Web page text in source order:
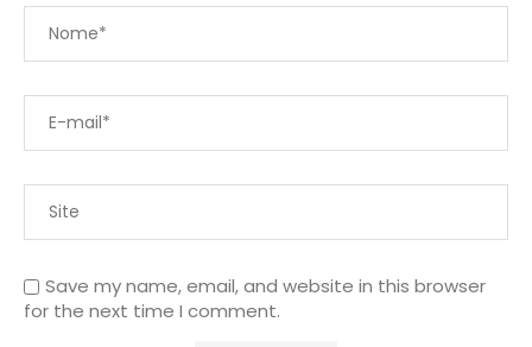
Save my name, email, and website in this browser
for the next time I comment.